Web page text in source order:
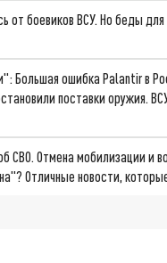
от боевиков ВСУ. Но беды
Большая ошибка Palantir в
поставки оружия.
СВО. Отмена мобилизации и
Отличные новости,